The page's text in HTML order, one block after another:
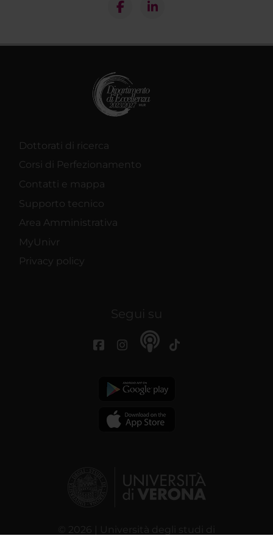
Dottorati di ricerca
Corsi di Perfezionamento
Contatti e mappa
Supporto tecnico
Area Amministrativa
MyUnivr
Privacy policy
Segui su
© 2026 | Università degli studi di